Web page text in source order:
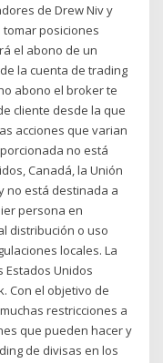
de Drew Niv y
posiciones
el abono de un
la cuenta de trading
abono el broker te
cliente desde la que
acciones que varian
no está
Canadá, la Unión
no está destinada a
persona en
distribución o uso
locales. La
Estados Unidos
Con el objetivo de
restricciones a
que pueden hacer y
de divisas en los